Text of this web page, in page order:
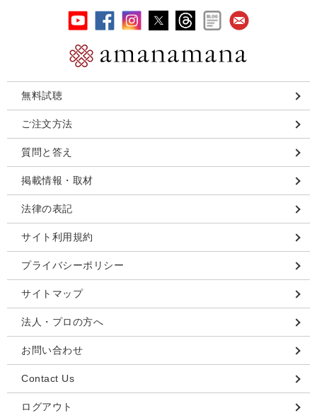
無料試聴
ご注文方法
質問と答え
掲載情報・取材
法律の表記
サイト利用規約
プライバシーポリシー
サイトマップ
法人・プロの方へ
お問い合わせ
Contact Us
ログアウト